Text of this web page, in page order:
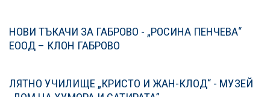
НОВИ ТЪКАЧИ ЗА ГАБРОВО - „РОСИНА ПЕНЧЕВА“
ЕООД – КЛОН ГАБРОВО
ЛЯТНО УЧИЛИЩЕ „КРИСТО И ЖАН-КЛОД“ - МУЗЕЙ